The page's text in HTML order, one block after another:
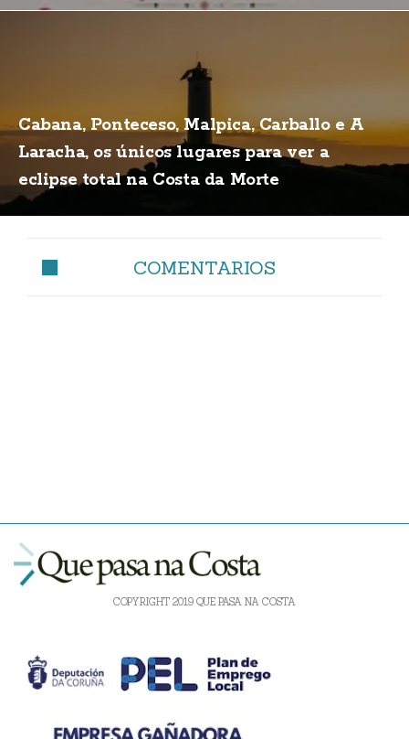
Cabana, Ponteceso, Malpica, Carballo e A
Laracha, os únicos lugares para ver a
eclipse total na Costa da Morte
COMENTARIOS
COPYRIGHT 2019 QUE PASA NA COSTA